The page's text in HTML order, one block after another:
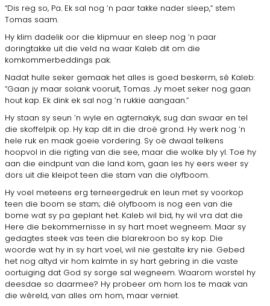
“Dis reg so, Pa. Ek sal nog ’n paar takke nader sleep,” stem
Tomas saam.
Hy klim dadelik oor die klipmuur en sleep nog ’n paar
doringtakke uit die veld na waar Kaleb dit om die
komkommerbeddings pak.
Nadat hulle seker gemaak het alles is goed beskerm, sê Kaleb:
“Gaan jy maar solank vooruit, Tomas. Jy moet seker nog gaan
hout kap. Ek dink ek sal nog ’n rukkie aangaan.”
Hy staan sy seun ’n wyle en agternakyk, sug dan swaar en tel
die skof­felpik op. Hy kap dit in die droë grond. Hy werk nog ’n
hele ruk en maak goeie vordering. Sy oë dwaal telkens
hoopvol in die rigting van die see, maar die wolke bly yl. Toe hy
aan die eindpunt van die land kom, gaan les hy eers weer sy
dors uit die kleipot teen die stam van die olyfboom.
Hy voel meteens erg terneergedruk en leun met sy voorkop
teen die boom se stam; dié olyfboom is nog een van die
bome wat sy pa geplant het. Kaleb wil bid, hy wil vra dat die
Here die bekommernisse in sy hart moet wegneem. Maar sy
gedagtes steek vas teen die blarekroon bo sy kop. Die
woorde wat hy in sy hart voel, wil nie gestalte kry nie. Gebed
het nog altyd vir hom kalmte in sy hart gebring in die vaste
oortuiging dat God sy sorge sal wegneem. Waarom worstel hy
deesdae so daarmee? Hy probeer om hom los te maak van
die wêreld, van alles om hom, maar verniet.